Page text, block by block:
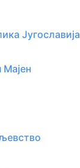
Југославија